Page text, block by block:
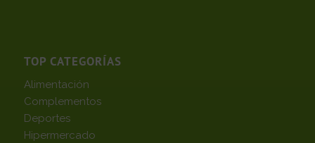
TOP CATEGORÍAS
Alimentación
Complementos
Deportes
Hipermercado